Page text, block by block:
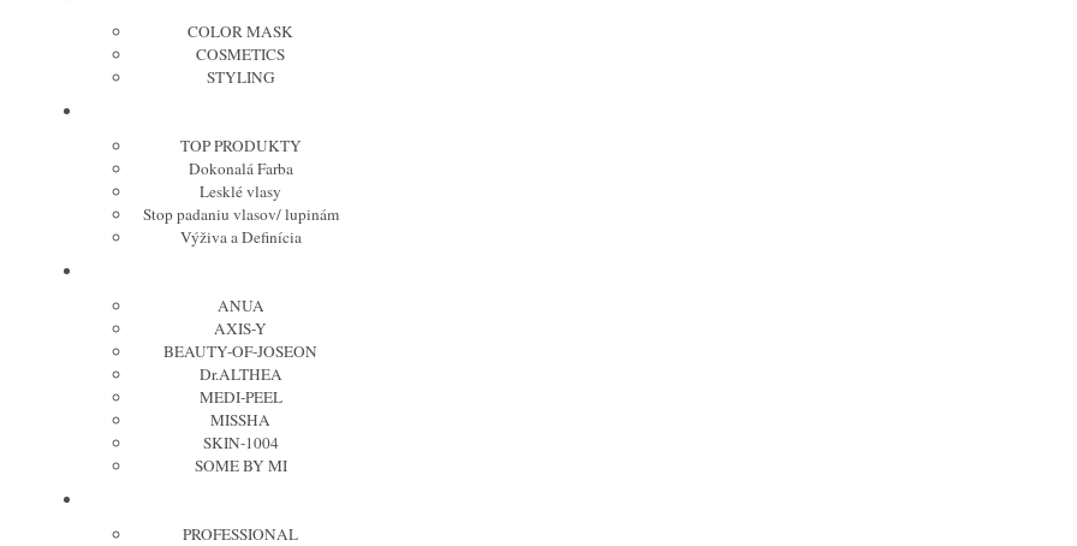
COLOR MASK
COSMETICS
STYLING
TOP PRODUKTY
Dokonalá Farba
Lesklé vlasy
Stop padaniu vlasov/ lupinám
Výživa a Definícia
ANUA
AXIS-Y
BEAUTY-OF-JOSEON
Dr.ALTHEA
MEDI-PEEL
MISSHA
SKIN-1004
SOME BY MI
PROFESSIONAL